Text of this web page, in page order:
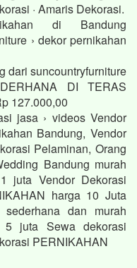
· Amaris Dekorasi.
di Bandung
› dekor pernikahan
dari suncountryfurniture
DI TERAS
127.000,00
jasa › videos Vendor
Bandung, Vendor
Pelaminan, Orang
Bandung murah
juta Vendor Dekorasi
harga 10 Juta
dan murah
5 juta Sewa dekorasi
PERNIKAHAN